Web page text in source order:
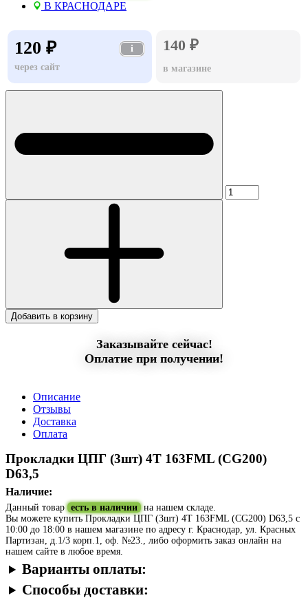
В КРАСНОДАРЕ
120 ₽
i
через сайт
140 ₽
в магазине
Добавить в корзину
Заказывайте сейчас!
Оплатие при получении!
Описание
Отзывы
Доставка
Оплата
Прокладки ЦПГ (3шт) 4Т 163FML (CG200)
D63,5
Наличие:
Данный товар есть в наличии на нашем складе.
Вы можете купить Прокладки ЦПГ (3шт) 4Т 163FML (CG200) D63,5 с
10:00 до 18:00 в нашем магазине по адресу г. Краснодар, ул. Красных
Партизан, д.1/3 корп.1, оф. №23., либо оформить заказ онлайн на
нашем сайте в любое время.
Варианты оплаты:
Способы доставки: